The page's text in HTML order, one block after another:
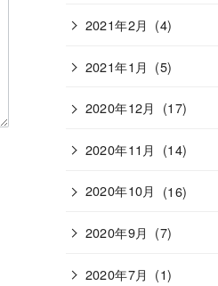
2021年2月 (4)
2021年1月 (5)
2020年12月 (17)
2020年11月 (14)
2020年10月 (16)
2020年9月 (7)
2020年7月 (1)